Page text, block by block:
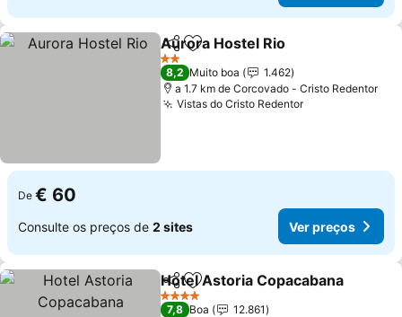
PartilharAdicionar aos favoritos
Aurora Hostel Rio
2 Estrelas
8,2 Muito boa
1.462
a 1.7 km de Corcovado - Cristo Redentor
Vistas do Cristo Redentor
De € 60
Consulte os preços de 2 sites Ver preços
PartilharAdicionar aos favoritos
Hotel Astoria Copacabana
4 Estrelas
7,8 Boa
12.861